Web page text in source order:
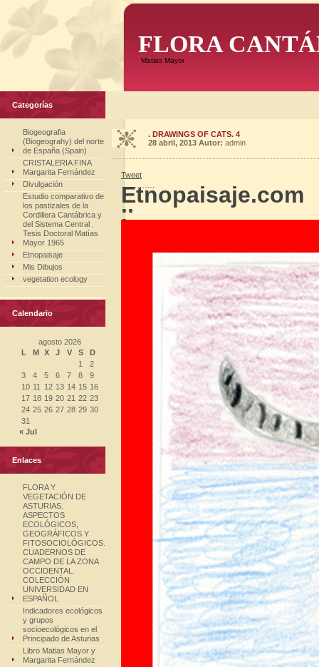
FLORA
Matias Mayor
Categorías
Biogeografia
(Biogeograhy) del norte
de España (Spain)
CRISTALERIA FINA
Margarita Fernández
Divulgación
Estudio comparativo de
los pastizales de la
Cordillera Cantábrica y
del Sistema Central .
Tesis Doctoral Matías
Mayor 1965
Etnopaisaje
Mis Dibujos
vegetation ecology
Calendario
agosto 2026
L
M X J V S
D
1
2
3
4 5 6 7 8
9
10 11 12 13 14 15 16
17 18 19 20 21 22 23
24 25 26 27 28 29 30
31
« Jul
Enlaces
FLORA Y
VEGETACIÓN DE
ASTURIAS.
ASPECTOS
ECOLÓGICOS,
GEOGRÁFICOS Y
FITOSOCIOLÓGICOS.
CUADERNOS DE
CAMPO DE LA ZONA
OCCIDENTAL.
COLECCIÓN
UNIVERSIDAD EN
ESPAÑOL
Indicadores ecológicos
y grupos
socioecológicos en el
Principado de Asturias
Libro Matias Mayor y
Margarita Fernández
. DRAWINGS OF CATS. 4
28 abril, 2013 Autor: admin
Tweet
Etnopaisaje.com
..
.